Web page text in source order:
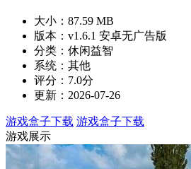
大小：87.59 MB
版本：v1.6.1 安卓无广告版
分类：休闲益智
系统：其他
评分：7.0分
更新：2026-07-26
游戏盒子下载 游戏盒子下载
游戏展示